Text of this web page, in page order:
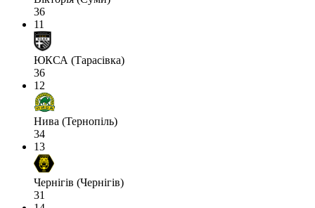
36
11
ЮКСА (Тарасівка)
36
12
Нива (Тернопіль)
34
13
Чернігів (Чернігів)
31